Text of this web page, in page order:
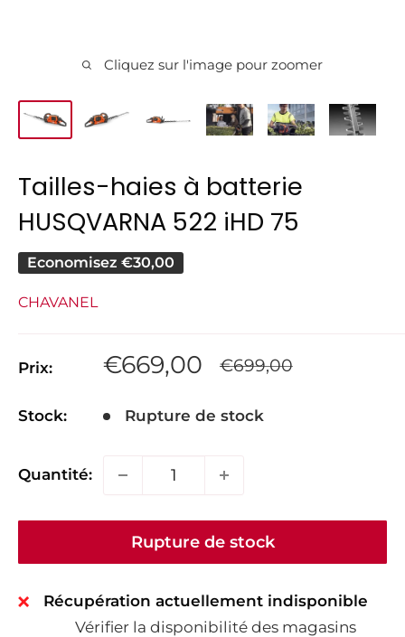
Cliquez sur l'image pour zoomer
Tailles-haies à batterie
HUSQVARNA 522 iHD 75
Economisez €30,00
CHAVANEL
Prix:
Prix
€669,00
Prix
€699,00
Stock: Rupture de stock
Quantité:
Rupture de stock
Récupération actuellement indisponible
Vérifier la disponibilité des magasins